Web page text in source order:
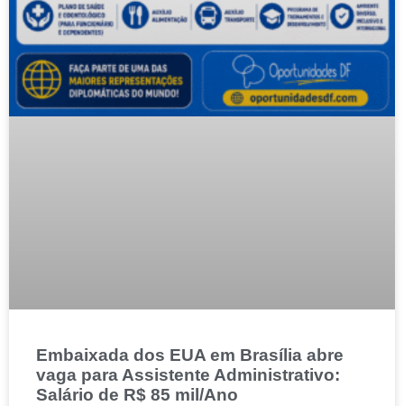
Embaixada dos EUA em Brasília abre
vaga para Assistente Administrativo:
Salário de R$ 85 mil/Ano